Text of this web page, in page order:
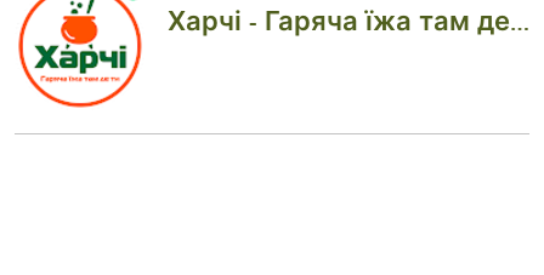
Харчі - Гаряча їжа там де ти!